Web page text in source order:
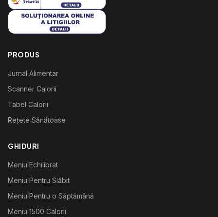
PRODUS
Jurnal Alimentar
Scanner Calorii
Tabel Calorii
Rețete Sănătoase
GHIDURI
Meniu Echilibrat
Meniu Pentru Slăbit
Meniu Pentru o Săptămână
Meniu 1500 Calorii